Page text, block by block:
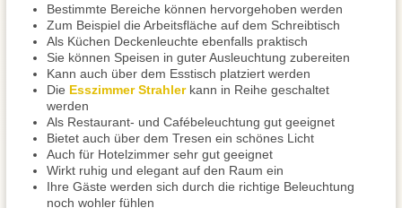
Bestimmte Bereiche können hervorgehoben werden
Zum Beispiel die Arbeitsfläche auf dem Schreibtisch
Als Küchen Deckenleuchte ebenfalls praktisch
Sie können Speisen in guter Ausleuchtung zubereiten
Kann auch über dem Esstisch platziert werden
Die Esszimmer Strahlerkann in Reihe geschaltet
werden
Als Restaurant- und Cafébeleuchtung gut geeignet
Bietet auch über dem Tresen ein schönes Licht
Auch für Hotelzimmer sehr gut geeignet
Wirkt ruhig und elegant auf den Raum ein
Ihre Gäste werden sich durch die richtige Beleuchtung
noch wohler fühlen